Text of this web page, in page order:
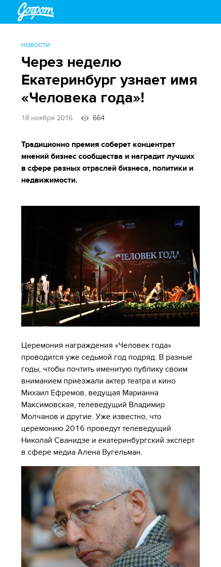
НОВОСТИ
Через неделю
Екатеринбург узнает имя
«Человека года»!
18 ноября 2016 664
Традиционно премия соберет концентрат
мнений бизнес сообщества и наградит лучших
в сфере разных отраслей бизнеса, политики и
недвижимости.
Церемония награждения «Человек года»
проводится уже седьмой год подряд. В разные
годы, чтобы почтить именитую публику своим
вниманием приезжали актер театра и кино
Михаил Ефремов, ведущая Марианна
Максимовская, телеведущий Владимир
Молчанов и другие. Уже известно, что
церемонию 2016 проведут телеведущий
Николай Сванидзе и екатеринбургский эксперт
в сфере медиа Алена Вугельман.